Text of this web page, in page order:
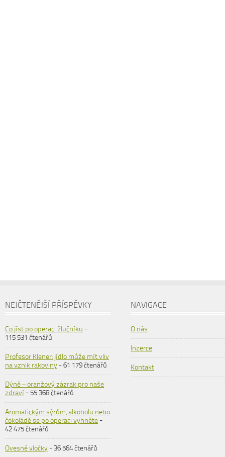
NEJČTENĚJŠÍ PŘÍSPĚVKY
Co jíst po operaci žlučníku -
115 531 čtenářů
Profesor Klener: jídlo může mít vliv
na vznik rakoviny- 61 179 čtenářů
Dýně – oranžový zázrak pro naše
zdraví- 55 368 čtenářů
Aromatickým sýrům, alkoholu nebo
čokoládě se po operaci vyhněte-
42 475 čtenářů
Ovesné vločky- 36 564 čtenářů
NAVIGACE
O nás
Inzerce
Kontakt